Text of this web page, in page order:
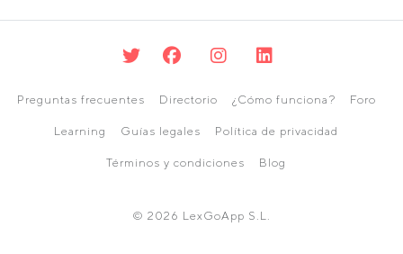
Preguntas frecuentes Directorio ¿Cómo funciona? Foro
Learning Guías legales Política de privacidad
Términos y condiciones Blog
© 2026 LexGoApp S.L.